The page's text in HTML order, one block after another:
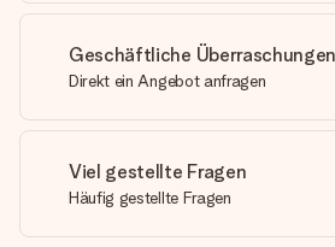
Geschäftliche
Direkt ein Angebot anfragen
Viel gestellte Fragen
Häufig gestellte Fragen